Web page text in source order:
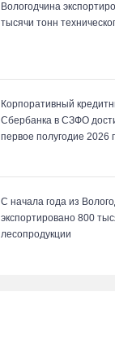
Вологодчина
тысячи тонн
Корпоративный
Сбербанка в СЗФО
первое полугодие 2026
С начала года из
экспортировано 800
лесопродукции